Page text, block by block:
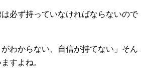
必ず持っていなければならないので
がわからない、自信が持てない」そん
すよね。